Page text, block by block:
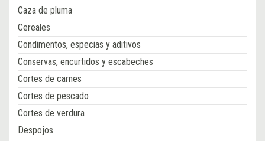
Caza de pluma
Cereales
Condimentos, especias y aditivos
Conservas, encurtidos y escabeches
Cortes de carnes
Cortes de pescado
Cortes de verdura
Despojos